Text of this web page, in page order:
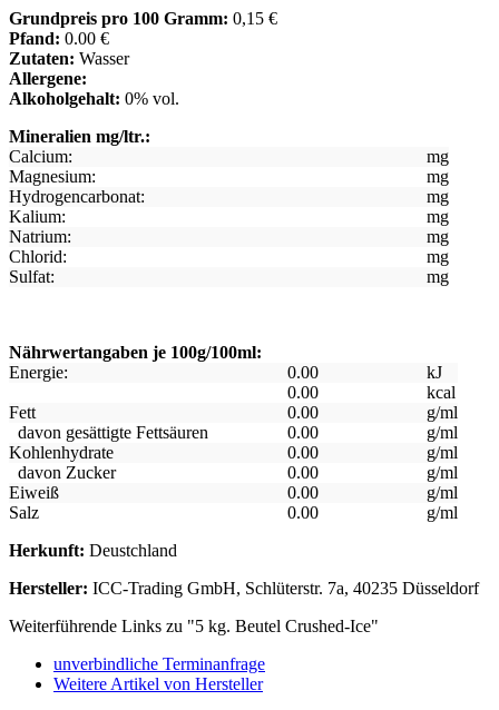
Grundpreis pro 100 Gramm: 0,15 €
Pfand: 0.00 €
Zutaten: Wasser
Allergene:
Alkoholgehalt: 0% vol.
Mineralien mg/ltr.:
Calcium:
mg
Magnesium:
mg
Hydrogencarbonat:
mg
Kalium:
mg
Natrium:
mg
Chlorid:
mg
Sulfat:
mg
Nährwertangaben je 100g/100ml:
Energie:
0.00
kJ
0.00
kcal
Fett
0.00
g/ml
davon gesättigte Fettsäuren
0.00
g/ml
Kohlenhydrate
0.00
g/ml
davon Zucker
0.00
g/ml
Eiweiß
0.00
g/ml
Salz
0.00
g/ml
Herkunft: Deustchland
Hersteller: ICC-Trading GmbH, Schlüterstr. 7a, 40235 Düsseldorf
Weiterführende Links zu "5 kg. Beutel Crushed-Ice"
unverbindliche Terminanfrage
Weitere Artikel von Hersteller